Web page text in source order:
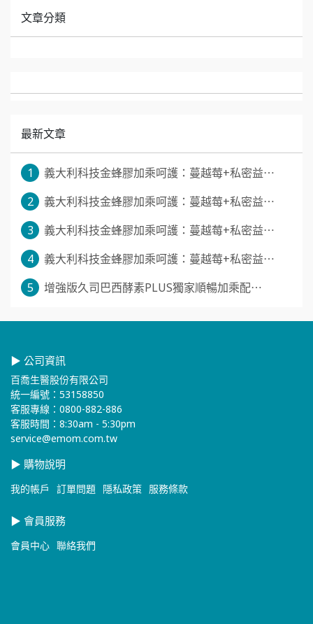
文章分類
最新文章
1
義大利科技金蜂膠加乘呵護：蔓越莓+私密益⋯
2
義大利科技金蜂膠加乘呵護：蔓越莓+私密益⋯
3
義大利科技金蜂膠加乘呵護：蔓越莓+私密益⋯
4
義大利科技金蜂膠加乘呵護：蔓越莓+私密益⋯
5
增強版久司巴西酵素PLUS獨家順暢加乘配⋯
▶ 公司資訊
百喬生醫股份有限公司
統一編號：53158850
客服專線：0800-882-886
客服時間：8:30am - 5:30pm
service@emom.com.tw
▶ 購物說明
我的帳戶 訂單問題 隱私政策 服務條款
▶ 會員服務
會員中心 聯絡我們